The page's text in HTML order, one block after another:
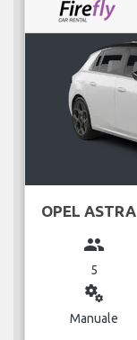
OPEL ASTRA
group
5
miscellaneous_services
Manuale